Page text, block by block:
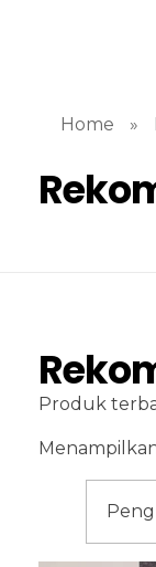
Home »
Produk
Menampilkan